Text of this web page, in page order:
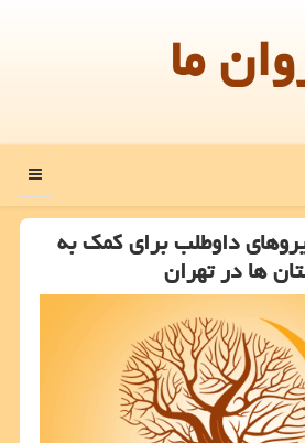
ما
منو
داوطلب برای كمك به
ها در تهران